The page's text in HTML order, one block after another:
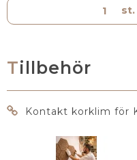
st.
Tillbehör
Kontakt korklim för